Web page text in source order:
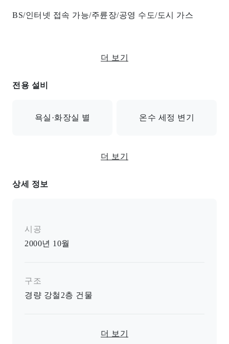
BS/인터넷 접속 가능/주륜장/공영 수도/도시 가스
더 보기
전용 설비
욕실·화장실 별 온수 세정 변기
온수 세정 변기/B/T별실/에어컨/모니터 부착 인터폰/비
실내 물건기/마루
더 보기
상세 정보
시공
2000년 10월
구조
경량 강철 2층 건물
더 보기